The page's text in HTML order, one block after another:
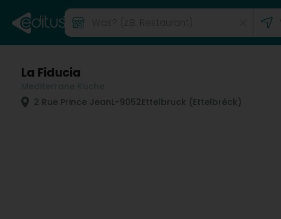
La Fiducia
2 Rue Prince JeanL-9052Ettelbruck (Ettelbréck)